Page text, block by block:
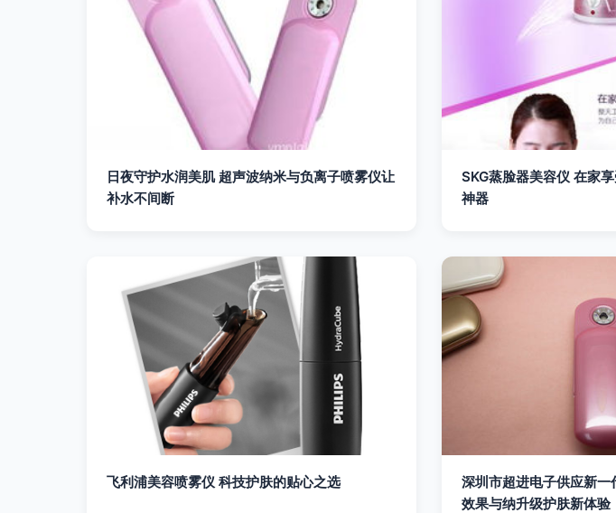
日夜守护水润美肌 超声波纳米与负离子喷雾仪让
补水不间断
SKG蒸脸器美容仪 在家
神器
飞利浦美容喷雾仪 科技护肤的贴心之选
深圳市超进电子供应新
效果与纳升级护肤新体验